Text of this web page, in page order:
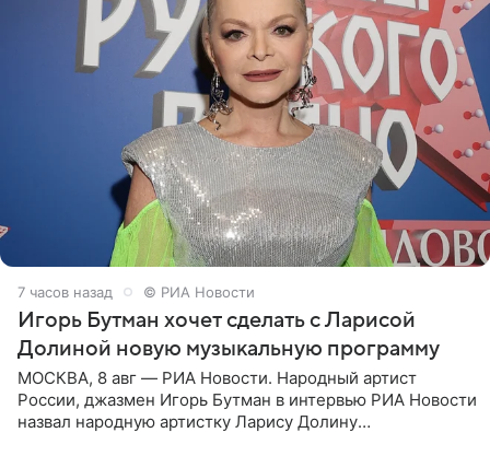
7 часов назад © РИА Новости
Игорь Бутман хочет сделать с Ларисой
Долиной новую музыкальную программу
МОСКВА, 8 авг — РИА Новости. Народный артист
России, джазмен Игорь Бутман в интервью РИА Новости
назвал народную артистку Ларису Долину